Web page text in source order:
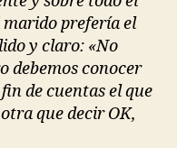
marido prefería el
y claro: «No
debemos conocer
de cuentas el que
que decir OK,